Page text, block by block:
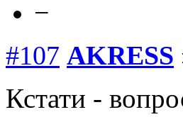
−
#107 AKRESS
Кстати -